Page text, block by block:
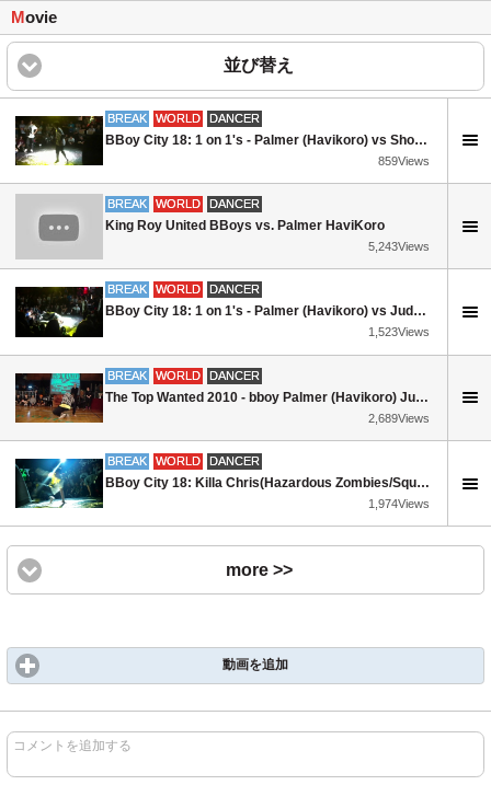
Movie
並び替え
BREAK WORLD DANCER
BBoy City 18: 1 on 1's - Palmer (Havikoro) vs Shortie (UNB/KHC)
859Views
BREAK WORLD DANCER
King Roy United BBoys vs. Palmer HaviKoro
5,243Views
BREAK WORLD DANCER
BBoy City 18: 1 on 1's - Palmer (Havikoro) vs Judo (Jungle Bros)
1,523Views
BREAK WORLD DANCER
The Top Wanted 2010 - bboy Palmer (Havikoro) Judge Solo
2,689Views
BREAK WORLD DANCER
BBoy City 18: Killa Chris(Hazardous Zombies/Squirtle Squad) vs Palmer (HaviKoro) 1 on 1 Finals
1,974Views
more >>
動画を追加
コメントを追加する